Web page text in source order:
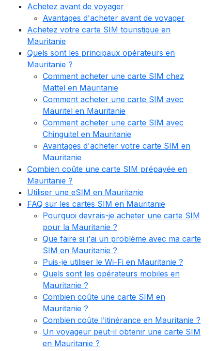
Achetez avant de voyager
Avantages d'acheter avant de voyager
Achetez votre carte SIM touristique en
Mauritanie
Quels sont les principaux opérateurs en
Mauritanie ?
Comment acheter une carte SIM chez
Mattel en Mauritanie
Comment acheter une carte SIM avec
Mauritel en Mauritanie
Comment acheter une carte SIM avec
Chinguitel en Mauritanie
Avantages d'acheter votre carte SIM en
Mauritanie
Combien coûte une carte SIM prépayée en
Mauritanie ?
Utiliser une eSIM en Mauritanie
FAQ sur les cartes SIM en Mauritanie
Pourquoi devrais-je acheter une carte SIM
pour la Mauritanie ?
Que faire si j'ai un problème avec ma carte
SIM en Mauritanie ?
Puis-je utiliser le Wi-Fi en Mauritanie ?
Quels sont les opérateurs mobiles en
Mauritanie ?
Combien coûte une carte SIM en
Mauritanie ?
Combien coûte l'itinérance en Mauritanie ?
Un voyageur peut-il obtenir une carte SIM
en Mauritanie ?